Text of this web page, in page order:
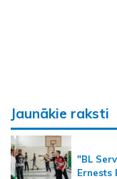
Jaunākie raksti
"BL
Ernests